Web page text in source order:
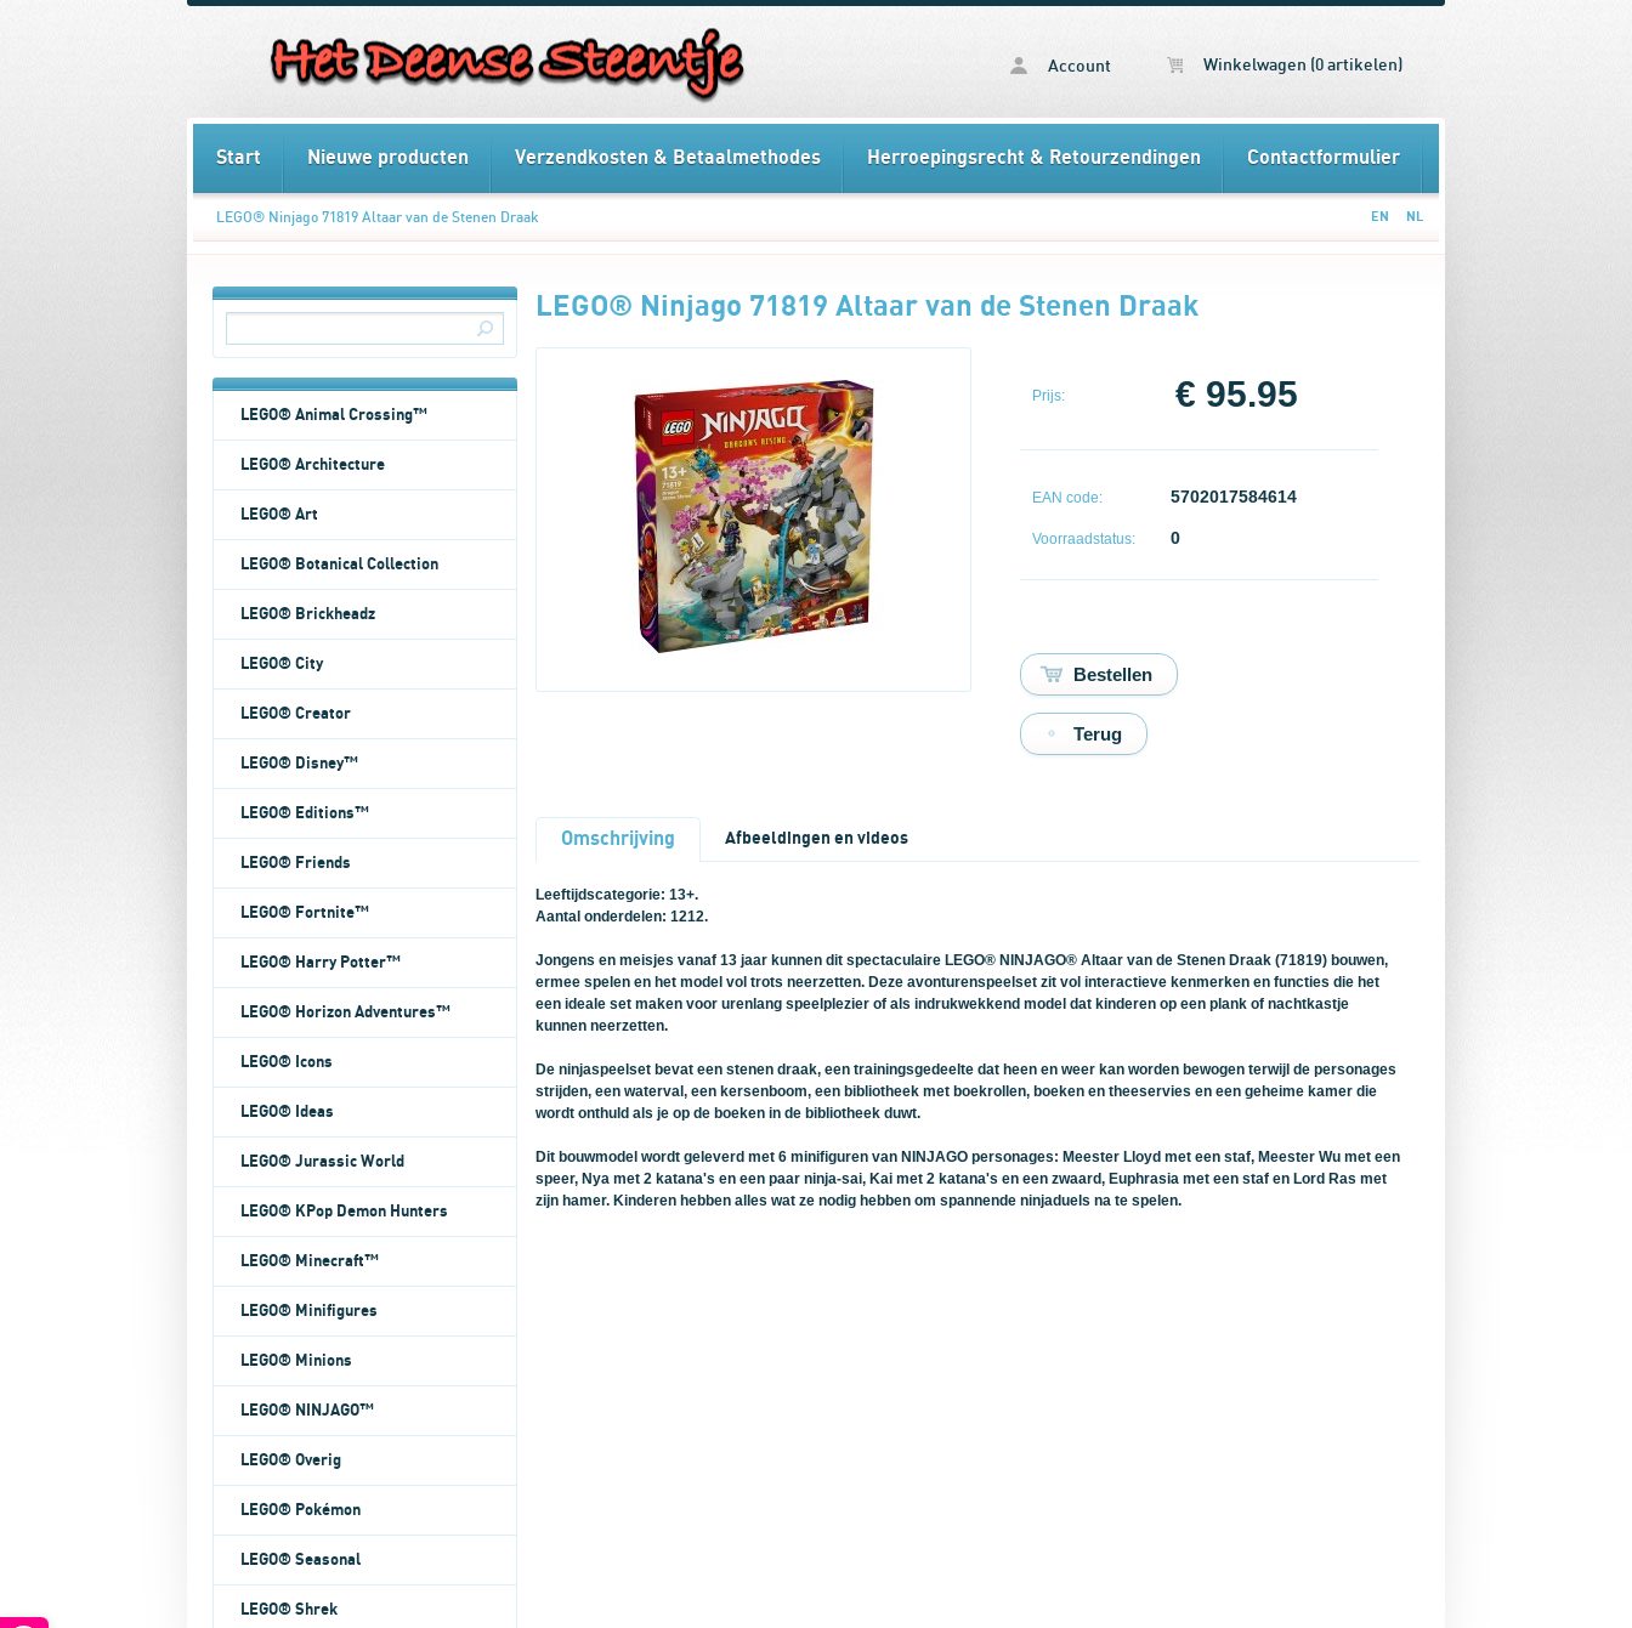
Account Winkelwagen (0 artikelen)
Start Nieuwe producten Verzendkosten & Betaalmethodes Herroepingsrecht & Retourzendingen Contactformulier
LEGO® Ninjago 71819 Altaar van de Stenen Draak EN NL
LEGO® Animal Crossing™
LEGO® Architecture
LEGO® Art
LEGO® Botanical Collection
LEGO® Brickheadz
LEGO® City
LEGO® Creator
LEGO® Disney™
LEGO® Editions™
LEGO® Friends
LEGO® Fortnite™
LEGO® Harry Potter™
LEGO® Horizon Adventures™
LEGO® Icons
LEGO® Ideas
LEGO® Jurassic World
LEGO® KPop Demon Hunters
LEGO® Minecraft™
LEGO® Minifigures
LEGO® Minions
LEGO® NINJAGO™
LEGO® Overig
LEGO® Pokémon
LEGO® Seasonal
LEGO® Shrek
LEGO® Ninjago 71819 Altaar van de Stenen Draak
Prijs: € 95.95
EAN code: 5702017584614
Voorraadstatus: 0
Terug
Omschrijving Afbeeldingen en videos
Leeftijdscategorie: 13+.
Aantal onderdelen: 1212.
Jongens en meisjes vanaf 13 jaar kunnen dit spectaculaire LEGO® NINJAGO® Altaar van de Stenen Draak (71819) bouwen,
ermee spelen en het model vol trots neerzetten. Deze avonturenspeelset zit vol interactieve kenmerken en functies die het
een ideale set maken voor urenlang speelplezier of als indrukwekkend model dat kinderen op een plank of nachtkastje
kunnen neerzetten.
De ninjaspeelset bevat een stenen draak, een trainingsgedeelte dat heen en weer kan worden bewogen terwijl de personages
strijden, een waterval, een kersenboom, een bibliotheek met boekrollen, boeken en theeservies en een geheime kamer die
wordt onthuld als je op de boeken in de bibliotheek duwt.
Dit bouwmodel wordt geleverd met 6 minifiguren van NINJAGO personages: Meester Lloyd met een staf, Meester Wu met een
speer, Nya met 2 katana's en een paar ninja-sai, Kai met 2 katana's en een zwaard, Euphrasia met een staf en Lord Ras met
zijn hamer. Kinderen hebben alles wat ze nodig hebben om spannende ninjaduels na te spelen.